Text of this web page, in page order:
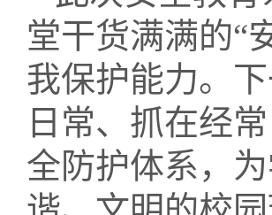
堂干货满满的“
我保护能力。
日常、抓在经
全防护体系，